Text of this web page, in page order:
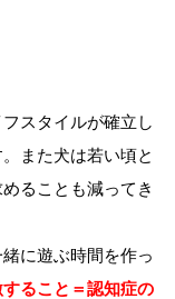
スタイルが確立し
また犬は若い頃と
ることも減ってき
に遊ぶ時間を作っ
ること＝認知症の